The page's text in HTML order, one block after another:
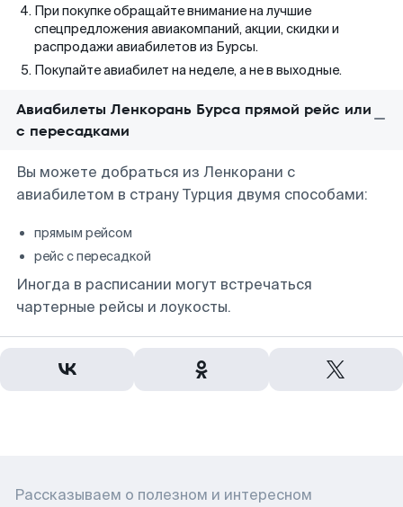
При покупке обращайте внимание на лучшие
спецпредложения авиакомпаний, акции, скидки и
распродажи авиабилетов из Бурсы.
Покупайте авиабилет на неделе, а не в выходные.
Авиабилеты Ленкорань Бурса прямой рейс или
с пересадками
Вы можете добраться из Ленкорани с
авиабилетом в страну Турция двумя способами:
прямым рейсом
рейс с пересадкой
Иногда в расписании могут встречаться
чартерные рейсы и лоукосты.
Рассказываем о полезном и интересном